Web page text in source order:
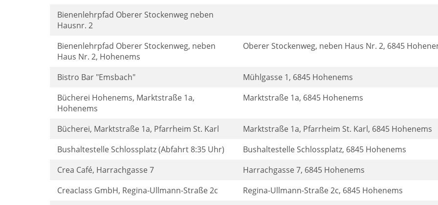
Bienenlehrpfad Oberer Stockenweg neben
Hausnr. 2
Bienenlehrpfad Oberer Stockenweg, neben
Haus Nr. 2, Hohenems
Oberer Stockenweg, neben Haus Nr. 2, 6845
Bistro Bar "Emsbach"
Mühlgasse 1, 6845 Hohenems
Bücherei Hohenems, Marktstraße 1a,
Hohenems
Marktstraße 1a, 6845 Hohenems
Bücherei, Marktstraße 1a, Pfarrheim St. Karl
Marktstraße 1a, Pfarrheim St. Karl, 6845 Hohenems
Bushaltestelle Schlossplatz (Abfahrt 8:35 Uhr)
Bushaltestelle Schlossplatz, 6845 Hohenems
Crea Café, Harrachgasse 7
Harrachgasse 7, 6845 Hohenems
Creaclass GmbH, Regina-Ullmann-Straße 2c
Regina-Ullmann-Straße 2c, 6845 Hohenems